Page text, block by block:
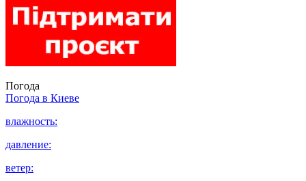
Погода
Погода в Киеве
влажность:
давление:
ветер: